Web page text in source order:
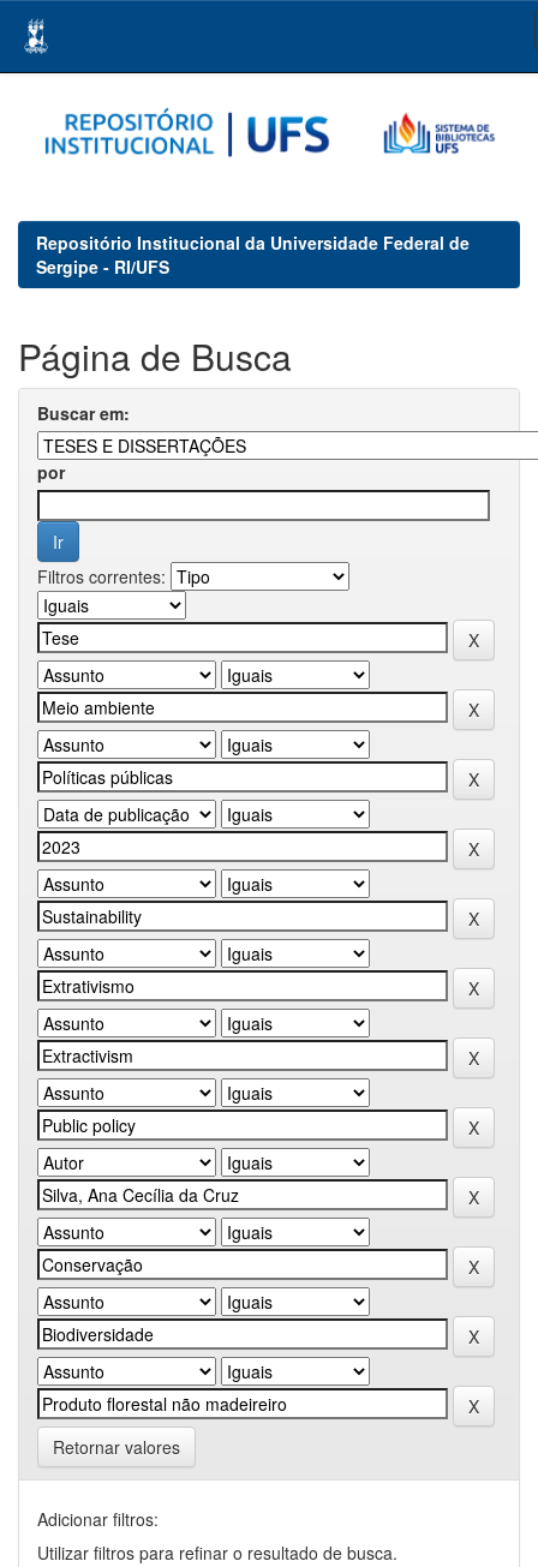
navigation
Repositório Institucional da Universidade Federal de
Sergipe - RI/UFS
Página de Busca
Buscar em:
por
Filtros correntes:
Retornar valores
Adicionar filtros:
Utilizar filtros para refinar o resultado de busca.